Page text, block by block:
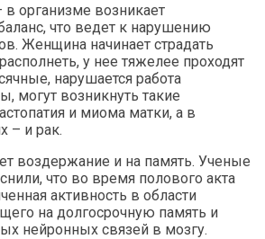
организме возникает
что ведет к нарушению
Женщина начинает страдать
у нее тяжелее проходят
нарушается работа
могут возникнуть такие
и миома матки, а в
– и рак.
воздержание и на память. Ученые
что во время полового акта
активность в области
на долгосрочную память и
нейронных связей в мозгу.